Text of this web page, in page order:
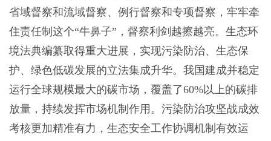
省域督察和流域督察、例行督察和专项督察，牢牢牵
住责任制这个“牛鼻子”，督察利剑越擦越亮。生态环
境法典编纂取得重大进展，实现污染防治、生态保
护、绿色低碳发展的立法集成升华。我国建成并稳定
运行全球规模最大的碳市场，覆盖了60%以上的碳排
放量，持续发挥市场机制作用。污染防治攻坚战成效
考核更加精准有力，生态安全工作协调机制有效运